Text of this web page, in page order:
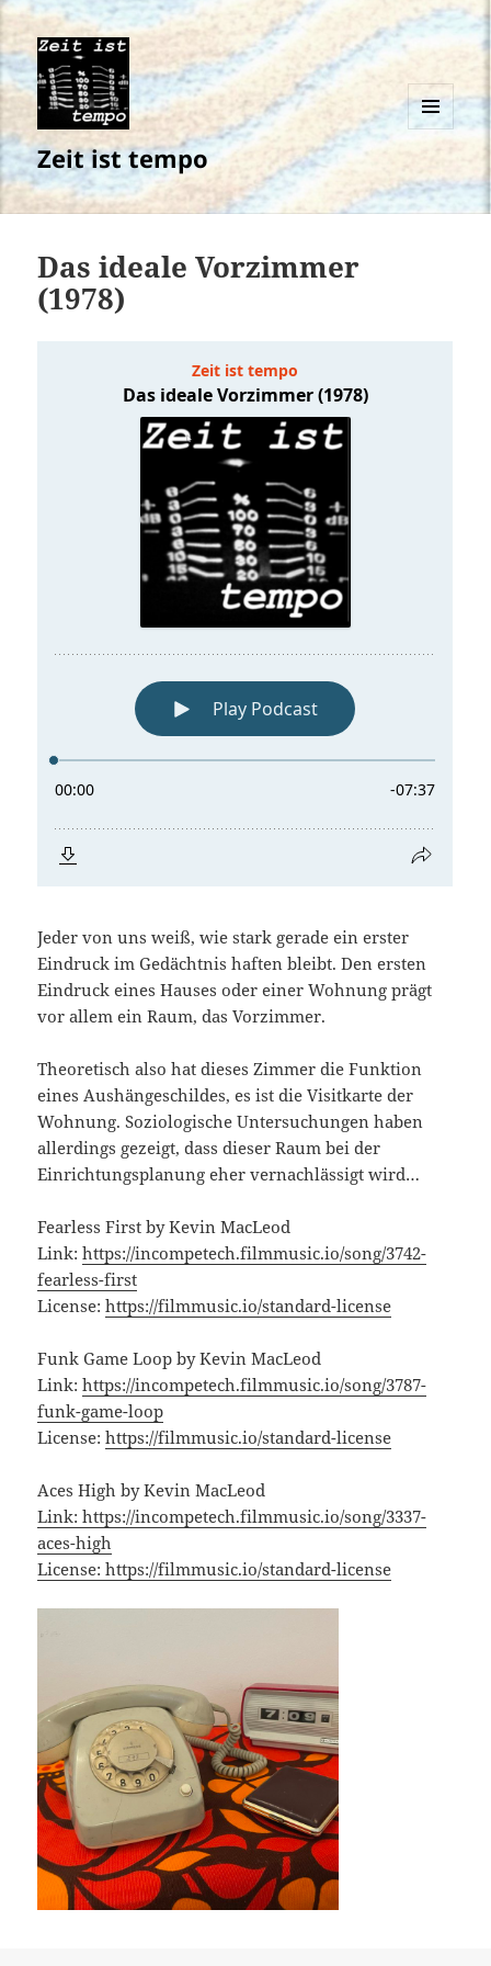
Zeit ist tempo
MENÜ
WIDGETS
Das ideale Vorzimmer
(1978)
Jeder von uns weiß, wie stark gerade ein erster
Eindruck im Gedächtnis haften bleibt. Den ersten
Eindruck eines Hauses oder einer Wohnung prägt
vor allem ein Raum, das Vorzimmer.
Theoretisch also hat dieses Zimmer die Funktion
eines Aushängeschildes, es ist die Visitkarte der
Wohnung. Soziologische Untersuchungen haben
allerdings gezeigt, dass dieser Raum bei der
Einrichtungsplanung eher vernachlässigt wird…
Fearless First by Kevin MacLeod
Link:https://incompetech.filmmusic.io/song/3742-
fearless-first
License:https://filmmusic.io/standard-license
Funk Game Loop by Kevin MacLeod
Link:https://incompetech.filmmusic.io/song/3787-
funk-game-loop
License:https://filmmusic.io/standard-license
Aces High by Kevin MacLeod
Link: https://incompetech.filmmusic.io/song/3337-
aces-high
License: https://filmmusic.io/standard-license